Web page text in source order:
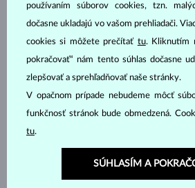
používaním súborov cookies, tzn.
dočasne ukladajú vo vašom prehliadači.
cookies si môžete prečítať tu. Kliknutím
pokračovať“ nám tento súhlas dočasne
zlepšovať a sprehľadňovať naše stránky.
V opačnom prípade nebudeme môcť
funkčnosť stránok bude obmedzená.
tu.
SÚHLASÍM A